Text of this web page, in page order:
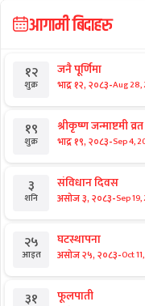
आगामी बिदाहरु
१२
शुक्र
जनै पूर्णिमा
भाद्र १२, २०८३-Aug 28,
१९
शुक्र
श्रीकृष्ण जन्माष्टमी व्रत
भाद्र १९, २०८३-Sep 4,
३
शनि
संविधान दिवस
असोज ३, २०८३-Sep
२५
आइत
घटस्थापना
असोज २५, २०८३-Oct
३१ फूलपाती